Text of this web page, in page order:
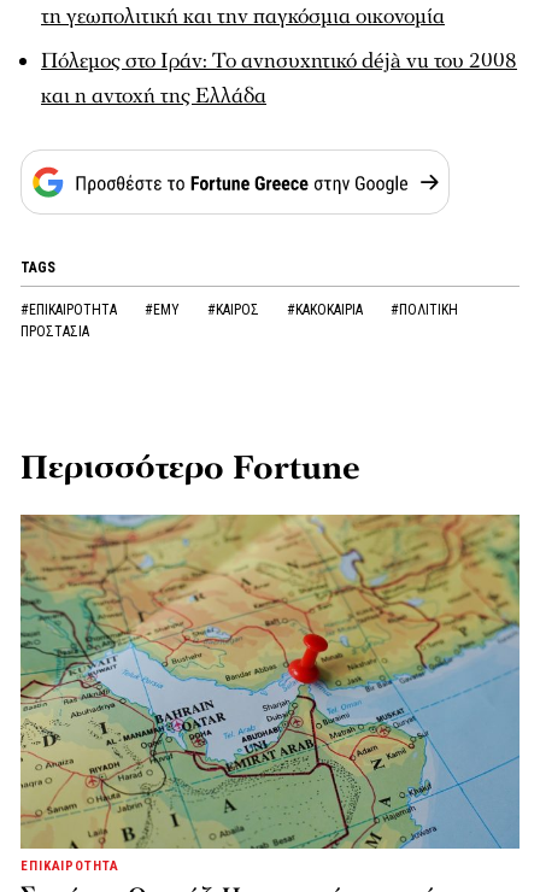
τη γεωπολιτική και την παγκόσμια οικονομία
Πόλεμος στο Ιράν: Το ανησυχητικό déjà vu του 2008
και η αντοχή της Ελλάδα
TAGS
#ΕΠΙΚΑΙΡΟΤΗΤΑ #ΕΜΥ #ΚΑΙΡΟΣ #ΚΑΚΟΚΑΙΡΙΑ
#ΠΟΛΙΤΙΚΗ
ΠΡΟΣΤΑΣΙΑ
Περισσότερο Fortune
ΕΠΙΚΑΙΡΟΤΗΤΑ